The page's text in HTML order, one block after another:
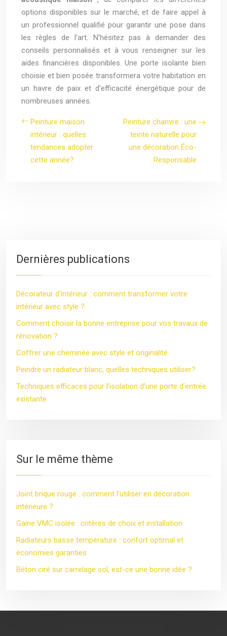
options disponibles sur le marché, et de faire appel à
un professionnel qualifié pour garantir une pose dans
les règles de l’art. N’hésitez pas à demander des
conseils personnalisés et à vous renseigner sur les
aides financières disponibles. Une porte isolante bien
choisie et bien posée transformera votre habitation en
un havre de paix et d’efficacité énergétique pour de
nombreuses années.
Peinture maison
intérieur : quelles
tendances adopter
cette année?
Peinture chanvre : une
teinte naturelle pour
une décoration Éco-
Responsable
Dernières publications
Décorateur d’intérieur : comment transformer votre
intérieur avec style ?
Comment choisir la bonne entreprise pour vos travaux de
rénovation ?
Coffrer une cheminée avec style et originalité
Peindre un radiateur blanc, quelles techniques utiliser?
Techniques efficaces pour l’isolation d’une porte d’entrée
existante
Sur le même thème
Joint brique rouge : comment l’utiliser en décoration
intérieure ?
Gaine VMC isolée : critères de choix et installation
Radiateurs basse température : confort optimal et
économies garanties
Béton ciré sur carrelage sol, est-ce une bonne idée ?